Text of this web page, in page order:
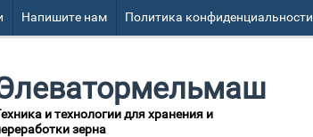
Напишите нам Политика конфиденциальности
и технологии для хранения и
зерна